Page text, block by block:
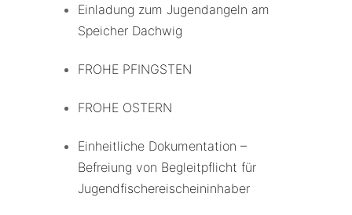
Einladung zum Jugendangeln am
Speicher Dachwig
FROHE PFINGSTEN
FROHE OSTERN
Einheitliche Dokumentation –
Befreiung von Begleitpflicht für
Jugendfischereischeininhaber